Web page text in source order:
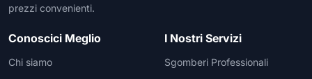
prezzi convenienti.
Conoscici Meglio
Chi siamo
I Nostri Servizi
Sgomberi Professionali